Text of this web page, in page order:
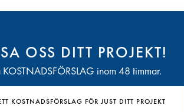
OSS DITT PROJEKT!
KOSTNADSFÖRSLAG inom 48 timmar.
KOSTNADSFÖRSLAG FÖR JUST DITT PROJEKT